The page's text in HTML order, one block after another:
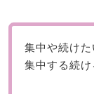
集中や続け
集中する続